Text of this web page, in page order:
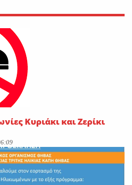
Κυριάκι και Ζερίκι